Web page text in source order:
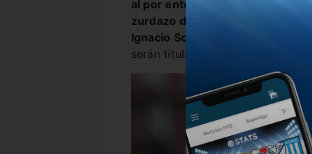
al por entonces dirigido por
zurdazo de aire de Gonzalo
Ignacio Scocco
serán titulares el fin de semana.